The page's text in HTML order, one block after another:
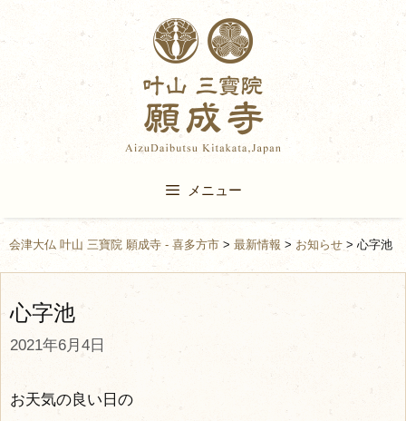
to
content
メニュー
会津大仏 叶山 三寶院 願成寺 - 喜多方市 > 最新情報 > お知らせ > 心字池
心字池
2021年6月4日
お天気の良い日の